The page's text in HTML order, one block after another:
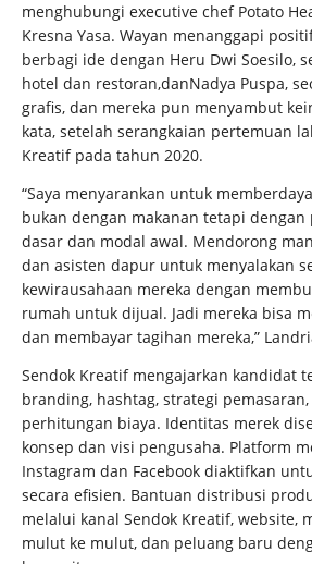
menghubungi executive chef Potato
Kresna Yasa. Wayan menanggapi
berbagi ide dengan Heru Dwi Soesilo,
hotel dan restoran,danNadya Puspa,
grafis, dan mereka pun menyambut
kata, setelah serangkaian pertemuan
Kreatif pada tahun 2020.
“Saya menyarankan untuk
bukan dengan makanan tetapi dengan
dasar dan modal awal. Mendorong
dan asisten dapur untuk menyalakan
kewirausahaan mereka dengan
rumah untuk dijual. Jadi mereka bisa
dan membayar tagihan mereka,”
Sendok Kreatif mengajarkan kandidat
branding, hashtag, strategi
perhitungan biaya. Identitas merek
konsep dan visi pengusaha. Platform
Instagram dan Facebook diaktifkan
secara efisien. Bantuan distribusi
melalui kanal Sendok Kreatif, website,
mulut ke mulut, dan peluang baru